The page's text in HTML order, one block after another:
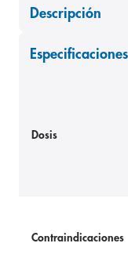
Descripción
Especificaciones
Dosis
Contraindicaciones
7 bioderma
9. panolini